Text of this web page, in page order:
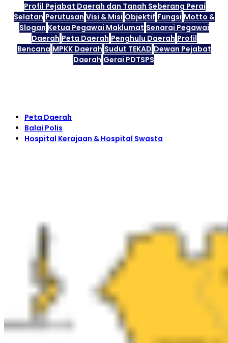
Profil Pejabat Daerah dan Tanah Seberang Perai
Selatan Perutusan Visi & Misi Objektif Fungsi Motto &
Slogan Ketua Pegawai Maklumat Senarai Pegawai
Daerah Peta Daerah Penghulu Daerah Profil
Bencana MPKK Daerah Sudut TEKAD Dewan Pejabat
Daerah Gerai PDTSPS
Peta Daerah
Balai Polis
Hospital Kerajaan & Hospital Swasta